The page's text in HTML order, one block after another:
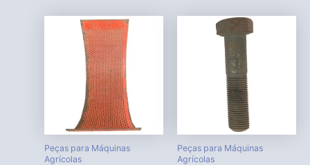
Peças para Máquinas
Agrícolas
Peças para Máquinas
Agrícolas